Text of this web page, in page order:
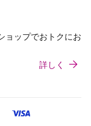
ョップでおトクにお
詳しく